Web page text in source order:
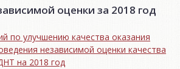
оценки за 2018 год
по улучшению качества оказания
независимой оценки качества
на 2018 год